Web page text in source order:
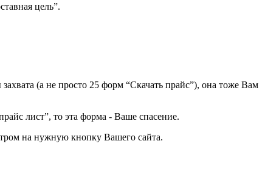
цель”.
(а не просто 25 форм “Скачать прайс”), она тоже Вам
лист”, то эта форма - Ваше спасение.
на нужную кнопку Вашего сайта.